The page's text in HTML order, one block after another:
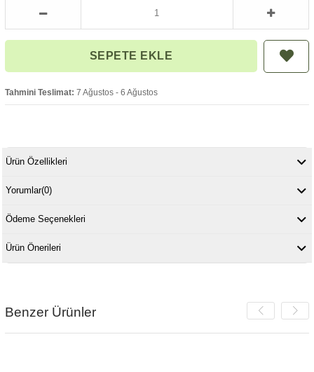
Tahmini Teslimat: 7 Ağustos - 6 Ağustos
Ürün Özellikleri
Yorumlar(0)
Ödeme Seçenekleri
Ürün Önerileri
Benzer Ürünler